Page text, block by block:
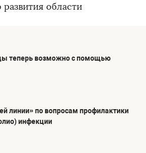
области
теперь возможно с помощью
линии» по вопросам профилактики
инфекции